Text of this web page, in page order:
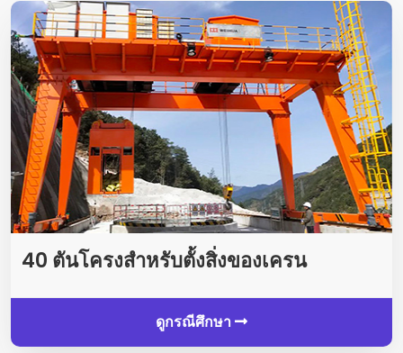
40 ตันโครงสำหรับตั้งสิ่งของเครน
ดูกรณีศึกษา